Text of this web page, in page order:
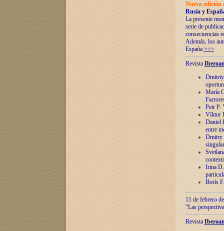
Nueva
Rusia y
La presente
serie de
consecuencias
Además, los
España >>>
Revista
Dmitriy
María
Petr P.
Víktor
Daniel
entre
Dmitry
Irina
Borís
11 de febrero
“Las
Revista